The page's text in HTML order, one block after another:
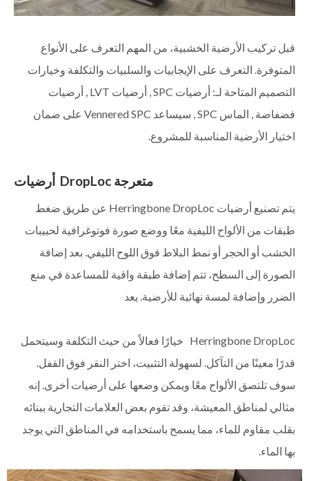
قبل تركيب الأرضية الخشبية، من المهم التعرف على الأنواع
المتوفرة. التعرف على الإيجابيات والسلبيات والتكلفة وخيارات
التصميم المتاحة لـ: أرضيات SPC , أرضيات LVT , أرضيات
فضفاضة , الماس SPC , سيساعد Vennered SPC على ضمان
اختيار الأرضية المناسبة للمشروع.
متعرجة DropLoc أرضيات
يتم تصنيع أرضيات Herringbone DropLoc عن طريق ضغط
طبقات من الألواح الليفية معًا ووضع صورة فوتوغرافية لحبيبات
الخشب أو الحجر أو نمط البلاط فوق اللوح الليفي. بعد إضافة
الصورة إلى السطح، تتم إضافة طبقة واقية للمساعدة في منع
الضرر وإضافة لمسة نهائية للأرضية. يعد
Herringbone DropLoc خيارًا فعالاً من حيث التكلفة وسيتحمل
قدرًا معينًا من التآكل. لسهولة التثبيت، اختر النقر فوق القفل.
سوف تلتصق الألواح معًا ويمكن وضعها على أرضيات أخرى. إنه
مثالي لمناطق المعيشة، وقد تقوم بعض العلامات التجارية ببنائه
بقلب مقاوم للماء، مما يسمح باستخدامه في المناطق التي يوجد
بها الماء.